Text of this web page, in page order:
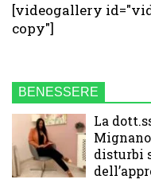
[videogallery
copy"]
BENESSERE
La
disturbi